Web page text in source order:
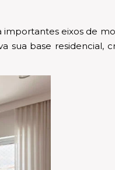
eixos de
sua base residencial,